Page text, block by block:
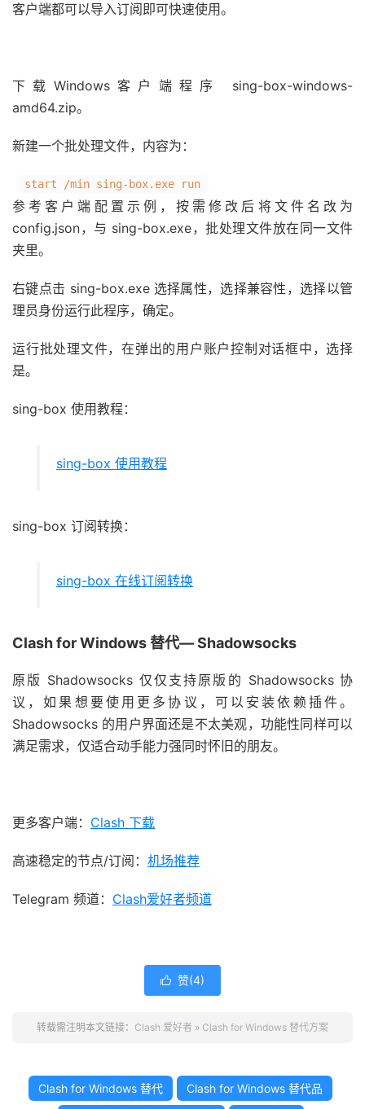
客户端都可以导入订阅即可快速使用。
下载Windows客户端程序 sing-box-windows-
amd64.zip。
新建一个批处理文件，内容为：
start /min sing-box.exe run
参考客户端配置示例，按需修改后将文件名改为
config.json，与 sing-box.exe，批处理文件放在同一文件
夹里。
右键点击 sing-box.exe 选择属性，选择兼容性，选择以管
理员身份运行此程序，确定。
运行批处理文件，在弹出的用户账户控制对话框中，选择
是。
sing-box 使用教程：
sing-box 使用教程
sing-box 订阅转换：
sing-box 在线订阅转换
Clash for Windows 替代— Shadowsocks
原版 Shadowsocks 仅仅支持原版的 Shadowsocks 协
议，如果想要使用更多协议，可以安装依赖插件。
Shadowsocks 的用户界面还是不太美观，功能性同样可以
满足需求，仅适合动手能力强同时怀旧的朋友。
更多客户端： Clash 下载
高速稳定的节点/订阅： 机场推荐
Telegram 频道： Clash爱好者频道
 赞(4)
转载需注明本文链接： Clash 爱好者 » Clash for Windows 替代方案
Clash for Windows 替代 Clash for Windows 替代品